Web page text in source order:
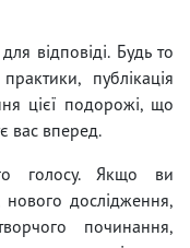
відповіді. Будь то
публікація
цієї подорожі, що
вас вперед.
голосу. Якщо ви
нового дослідження,
починання,